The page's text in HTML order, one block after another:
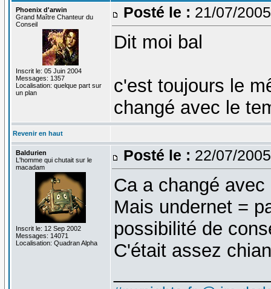
Phoenix d'arwin
Grand Maître Chanteur du
Conseil
Inscrit le: 05 Juin 2004
Messages: 1357
Localisation: quelque part sur
un plan
Posté le : 21/07/
Dit moi bal
c'est toujours le
changé avec le
Revenir en haut
Baldurien
L'homme qui chutait sur le
macadam
Inscrit le: 12 Sep 2002
Messages: 14071
Localisation: Quadran Alpha
Posté le : 22/07/
Ca a changé
Mais undernet =
possibilité de
C'était assez